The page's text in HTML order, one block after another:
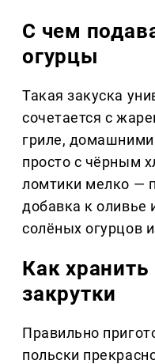
С чем
огурцы
Такая закуска
сочетается с
гриле,
просто с чёрным
ломтики мелко —
добавка к оливье
солёных огурцов
Как
закрутки
Правильно
польски